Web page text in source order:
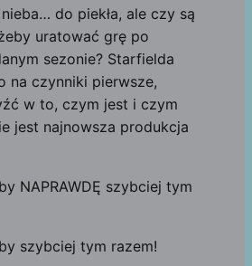
do piekła, ale czy są
uratować grę po
sezonie? Starfielda
na czynniki pierwsze,
w to, czym jest i czym
jest najnowsza produkcja
NAPRAWDĘ szybciej tym
szybciej tym razem!